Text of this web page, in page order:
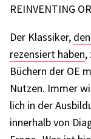
REINVEN­TING
Der Klas­si­ker,
rezen­siert haben,
Büchern der OE
Nutzen. Immer
lich in der
inner­halb von